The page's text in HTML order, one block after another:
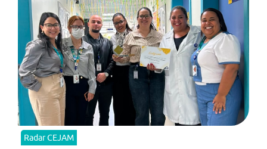
Radar CEJAM